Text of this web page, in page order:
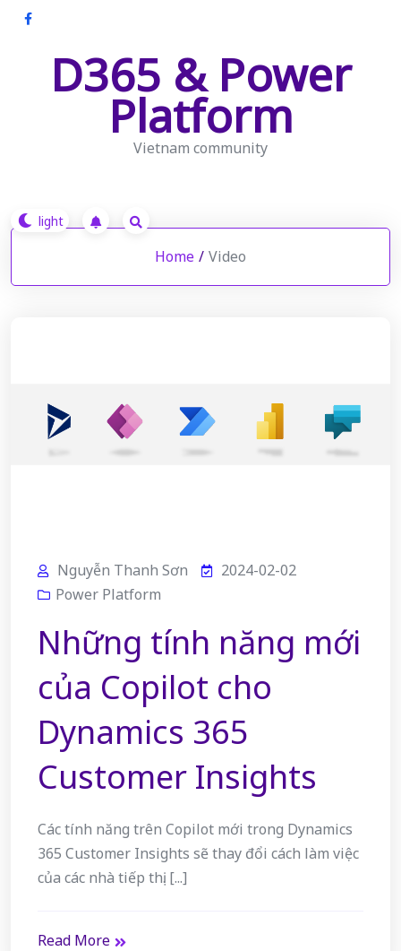
Skip
D365 & Power
Platform
Vietnam community
Home / Video
Nguyễn Thanh Sơn
2024-02-02
Power Platform
Những tính năng mới
của Copilot cho
Dynamics 365
Customer Insights
Các tính năng trên Copilot mới trong Dynamics
365 Customer Insights sẽ thay đổi cách làm việc
của các nhà tiếp thị. [...]
Read More